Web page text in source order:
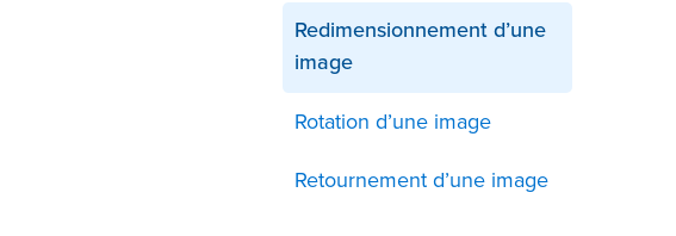
Redimensionnement d’une
image
Rotation d’une image
Retournement d’une image